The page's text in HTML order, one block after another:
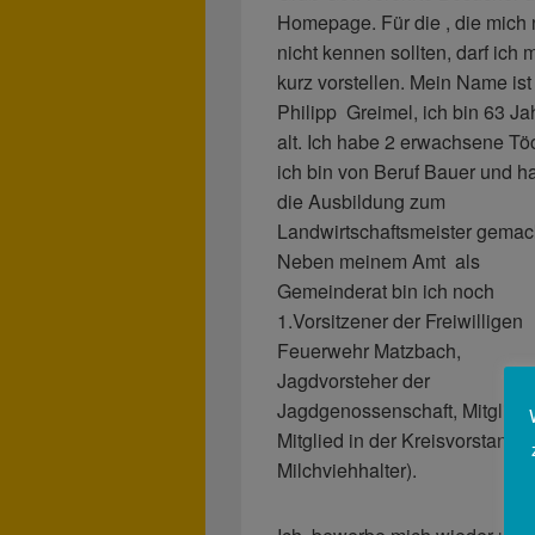
Homepage. Für die , die mich
nicht kennen sollten, darf ich
kurz vorstellen. Mein Name ist
Philipp Greimel, ich bin 63
alt. Ich habe 2 erwachsene
ich bin von Beruf Bauer und
die Ausbildung zum
Landwirtschaftsmeister
Neben meinem Amt als
Gemeinderat bin ich noch
1.Vorsitzener der Freiwilligen
Feuerwehr Matzbach,
Jagdvorsteher der
Jagdgenossenschaft,
Mitglied in der
Milchviehhalter).